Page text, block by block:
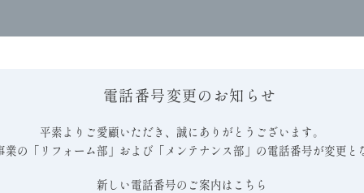
電話番号変更のお知らせ
平素よりご愛顧いただき、誠にありがとうございます。
業の「リフォーム部」および「メンテナンス部」の電話番号が変更と
新しい電話番号のご案内はこちら